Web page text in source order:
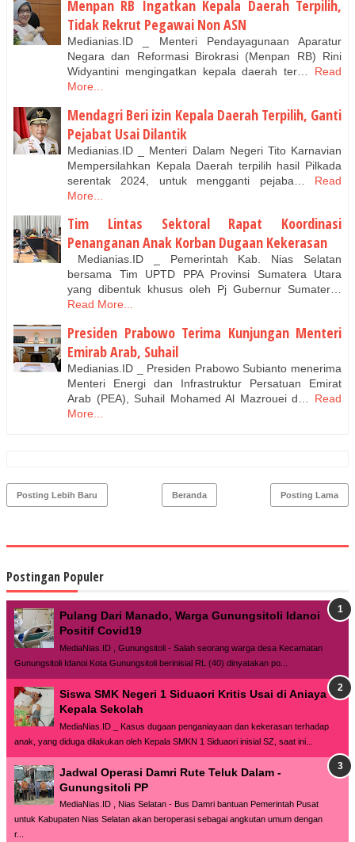
Menpan RB Ingatkan Kepala Daerah Terpilih,
Tidak Rekrut Pegawai Non ASN
Medianias.ID _ Menteri Pendayagunaan Aparatur
Negara dan Reformasi Birokrasi (Menpan RB) Rini
Widyantini mengingatkan kepala daerah ter…
Read
More...
Mendagri Beri izin Kepala Daerah Terpilih, Ganti
Pejabat Usai Dilantik
Medianias.ID _ Menteri Dalam Negeri Tito Karnavian
Mempersilahkan Kepala Daerah terpilih hasil Pilkada
serentak 2024, untuk mengganti pejaba…
Read
More...
Tim Lintas Sektoral Rapat Koordinasi
Penanganan Anak Korban Dugaan Kekerasan
Medianias.ID _ Pemerintah Kab. Nias Selatan
bersama Tim UPTD PPA Provinsi Sumatera Utara
yang dibentuk khusus oleh Pj Gubernur Sumater…
Read More...
Presiden Prabowo Terima Kunjungan Menteri
Emirab Arab, Suhail
Medianias.ID _ Presiden Prabowo Subianto menerima
Menteri Energi dan Infrastruktur Persatuan Emirat
Arab (PEA), Suhail Mohamed Al Mazrouei d…
Read
More...
Posting Lebih Baru Posting Lama
Beranda
Postingan Populer
Pulang Dari Manado, Warga Gunungsitoli Idanoi
Positif Covid19
MediaNias.ID , Gunungsitoli - Salah seorang warga desa Kecamatan
Gunungsitoli Idanoi Kota Gunungsitoli berinisial RL (40) dinyatakan po...
Siswa SMK Negeri 1 Siduaori Kritis Usai di Aniaya
Kepala Sekolah
MediaNias.ID _ Kasus dugaan penganiayaan dan kekerasan terhadap
anak, yang diduga dilakukan oleh Kepala SMKN 1 Siduaori inisial SZ, saat ini...
Jadwal Operasi Damri Rute Teluk Dalam -
Gunungsitoli PP
MediaNias.ID , Nias Selatan - Bus Damri bantuan Pemerintah Pusat
untuk Kabupaten Nias Selatan akan beroperasi sebagai angkutan umum dengan
r...